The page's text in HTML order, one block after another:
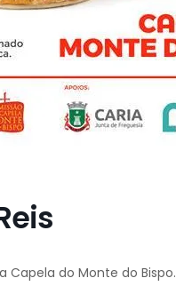
Capela do Monte do Bispo.